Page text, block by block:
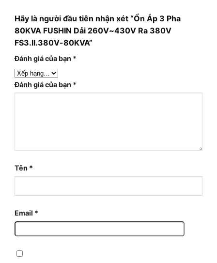
Hãy là người đầu tiên nhận xét “Ổn Áp 3 Pha
80KVA FUSHIN Dải 260V~430V Ra 380V
FS3.II.380V-80KVA”
Đánh giá của bạn *
Đánh giá của bạn *
Tên *
Email *